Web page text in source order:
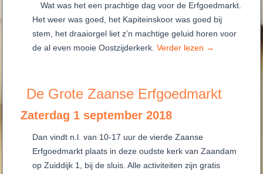
Wat was het een prachtige dag voor de Erfgoedmarkt.
Het weer was goed, het Kapiteinskoor was goed bij
stem, het draaiorgel liet z’n machtige geluid horen voor
de al even mooie Oostzijderkerk.Verder lezen →
De Grote Zaanse Erfgoedmarkt
Zaterdag 1 september 2018
Dan vindt n.l. van 10-17 uur de vierde Zaanse
Erfgoedmarkt plaats in deze oudste kerk van Zaandam
op Zuiddijk 1, bij de sluis. Alle activiteiten zijn gratis